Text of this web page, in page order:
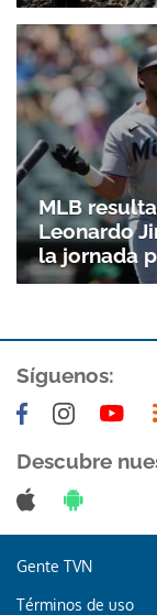
MLB
Leonardo
la jornada
Síguenos:
Descubre
Gente TVN
Términos de uso